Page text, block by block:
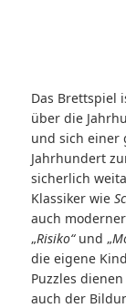
Das Brettspiel
über die
und sich einer
Jahrhundert
sicherlich
Klassiker wie
auch
„Risiko“und „
die eigene
Puzzles
auch der